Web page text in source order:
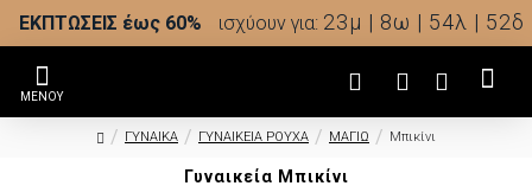
ΕΚΠΤΩΣΕΙΣ έως 60% ισχύουν για: 23μ | 8ω | 54λ | 51δ
ΓΥΝΑΙΚΑ ΓΥΝΑΙΚΕΙΑ ΡΟΥΧΑ ΜΑΓΙΩ Μπικίνι
Γυναικεία Μπικίνι